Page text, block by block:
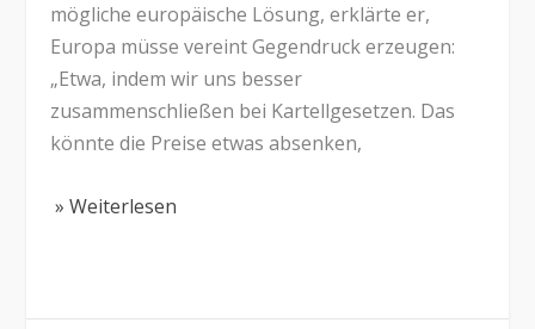
mögliche europäische Lösung, erklärte er,
Europa müsse vereint Gegendruck erzeugen:
„Etwa, indem wir uns besser
zusammenschließen bei Kartellgesetzen. Das
könnte die Preise etwas absenken,
» Weiterlesen